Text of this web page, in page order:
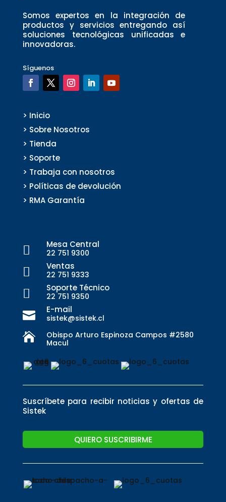
Somos expertos en la integración de
productos y servicios entregando así
soluciones tecnológicas unificadas e
innovadoras.
Síguenos
> Inicio
> Sobre Nosotros
> Tienda
> Soporte
> Trabaja con nosotros
> Políticas de devolución
> RMA Garantía
 Mesa Central
22 751 9300
 Ventas
22 751 9333
 Soporte Técnico
22 751 9350
 E-mail
sistek@sistek.cl

Obispo Arturo Espinoza Campos #2580
Macul
Suscríbete para recibir noticias y ofertas de
Sistek
QUIERO SUSCRIBIRME